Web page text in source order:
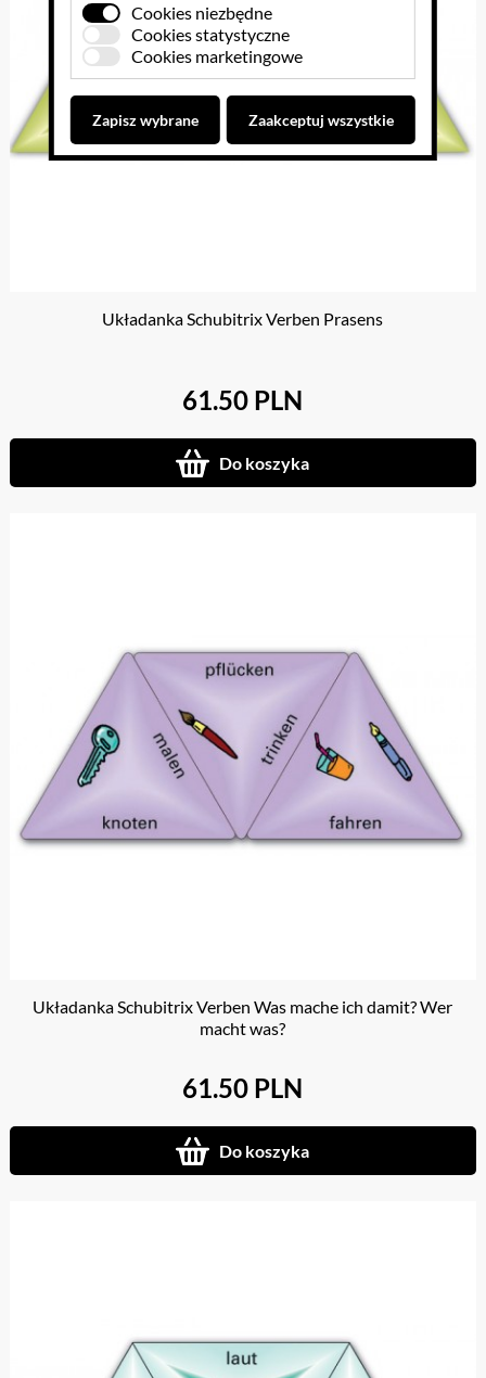
Układanka Schubitrix Verben Prasens
61.50 PLN
Do koszyka
Układanka Schubitrix Verben Was mache ich damit? Wer
macht was?
61.50 PLN
Do koszyka
Cookies niezbędne
Cookies statystyczne
Cookies marketingowe
Zapisz wybrane Zaakceptuj wszystkie